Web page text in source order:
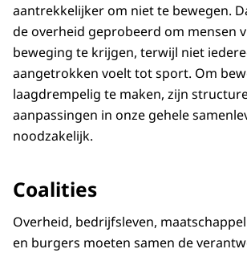
aantrekkelijker om niet te bewegen.
de overheid geprobeerd om mensen
beweging te krijgen, terwijl niet
aangetrokken voelt tot sport. Om
laagdrempelig te maken, zijn
aanpassingen in onze gehele
noodzakelijk.
Coalities
Overheid, bedrijfsleven,
en burgers moeten samen de